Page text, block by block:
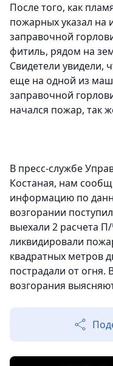
После того, как
пожарных указал на
заправочной
фитиль, рядом на
Свидетели увидели,
еще на одной из
заправочной
начался пожар, так
В пресс-службе
Костаная, нам
информацию по
возгорании
выехали 2 расчета
ликвидировали
квадратных метров
пострадали от
возгорания